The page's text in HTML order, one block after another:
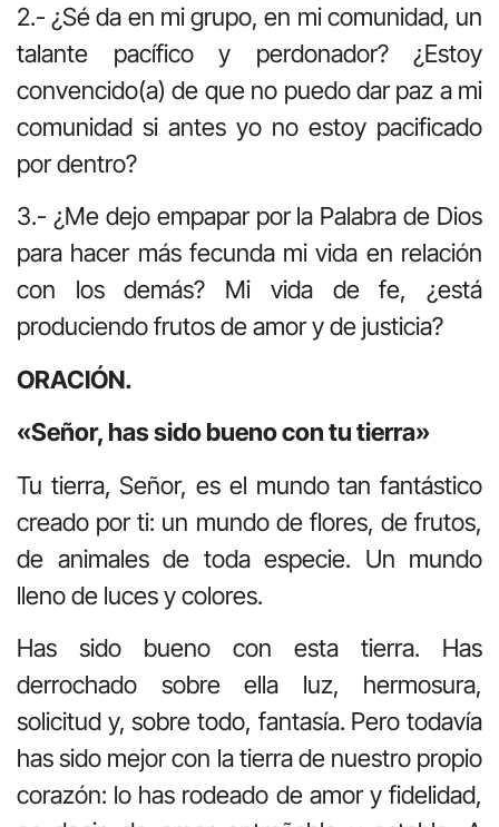
2.- ¿Sé da en mi grupo, en mi comunidad, un
talante pacífico y perdonador? ¿Estoy
convencido(a) de que no puedo dar paz a mi
comunidad si antes yo no estoy pacificado
por dentro?
3.- ¿Me dejo empapar por la Palabra de Dios
para hacer más fecunda mi vida en relación
con los demás? Mi vida de fe, ¿está
produciendo frutos de amor y de justicia?
ORACIÓN.
«Señor, has sido bueno con tu tierra»
Tu tierra, Señor, es el mundo tan fantástico
creado por ti: un mundo de flores, de frutos,
de animales de toda especie. Un mundo
lleno de luces y colores.
Has sido bueno con esta tierra. Has
derrochado sobre ella luz, hermosura,
solicitud y, sobre todo, fantasía. Pero todavía
has sido mejor con la tierra de nuestro propio
corazón: lo has rodeado de amor y fidelidad,